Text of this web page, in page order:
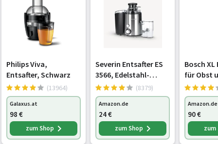
Rücklauf Ja
Lebensmittelverarbeitung
Überhitzungsschutz Ja
Steuerung Tasten
Gewicht und Abmessungen
Breite 190 mm
Philips Viva,
Entsafter, Schwarz
(13964)
Galaxus.at
98 €
zum Shop
Severin Entsafter ES
3566, Edelstahl-
schwarz
(8379)
Amazon.de
24€
zum Shop
Bosch
für Obst
große
schnell,
Amazon.de
90€